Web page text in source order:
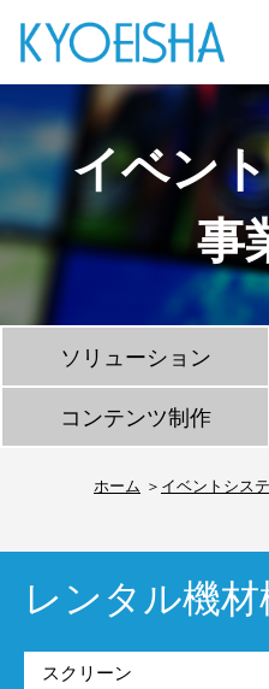
イベン
事
ソリューション
コンテンツ制作
ホーム イベントシス
レンタル機材